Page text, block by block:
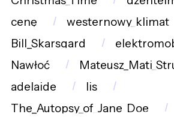
cenę
westernowy_klimat
Bill_Skarsgard
Nawłoć
adelaide
lis
The_Autopsy_of_Jane_Doe